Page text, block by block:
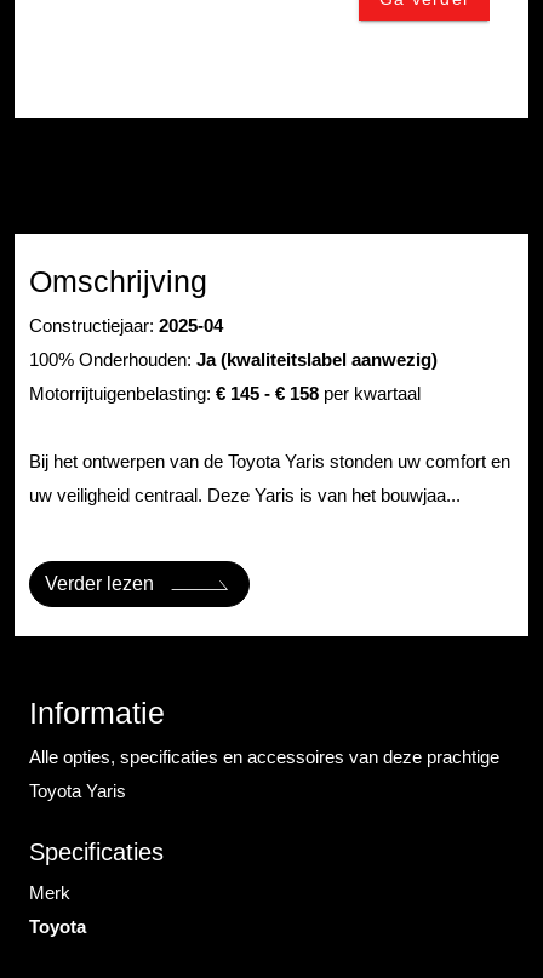
Omschrijving
Constructiejaar: 2025-04
100% Onderhouden: Ja (kwaliteitslabel aanwezig)
Motorrijtuigenbelasting: € 145 - € 158 per kwartaal
Bij het ontwerpen van de Toyota Yaris stonden uw comfort en
uw veiligheid centraal. Deze Yaris is van het bouwjaa...
Verder lezen
Informatie
Alle opties, specificaties en accessoires van deze prachtige
Toyota Yaris
Specificaties
Merk
Toyota